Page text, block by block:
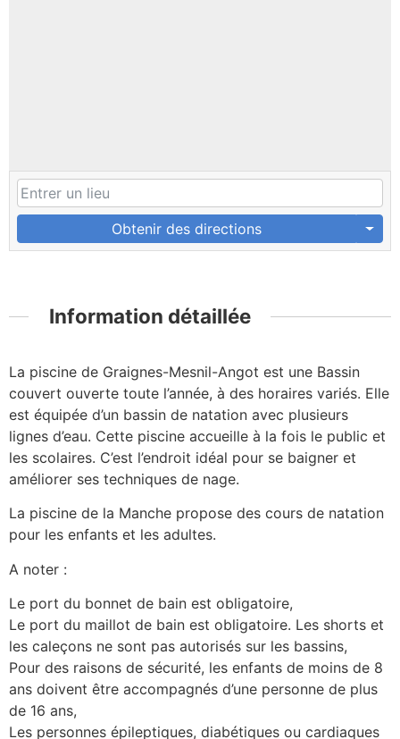
Obtenir des directions
Information détaillée
La piscine de Graignes-Mesnil-Angot est une Bassin
couvert ouverte toute l’année, à des horaires variés. Elle
est équipée d’un bassin de natation avec plusieurs
lignes d’eau. Cette piscine accueille à la fois le public et
les scolaires. C’est l’endroit idéal pour se baigner et
améliorer ses techniques de nage.
La piscine de la Manche propose des cours de natation
pour les enfants et les adultes.
A noter :
Le port du bonnet de bain est obligatoire,
Le port du maillot de bain est obligatoire. Les shorts et
les caleçons ne sont pas autorisés sur les bassins,
Pour des raisons de sécurité, les enfants de moins de 8
ans doivent être accompagnés d’une personne de plus
de 16 ans,
Les personnes épileptiques, diabétiques ou cardiaques